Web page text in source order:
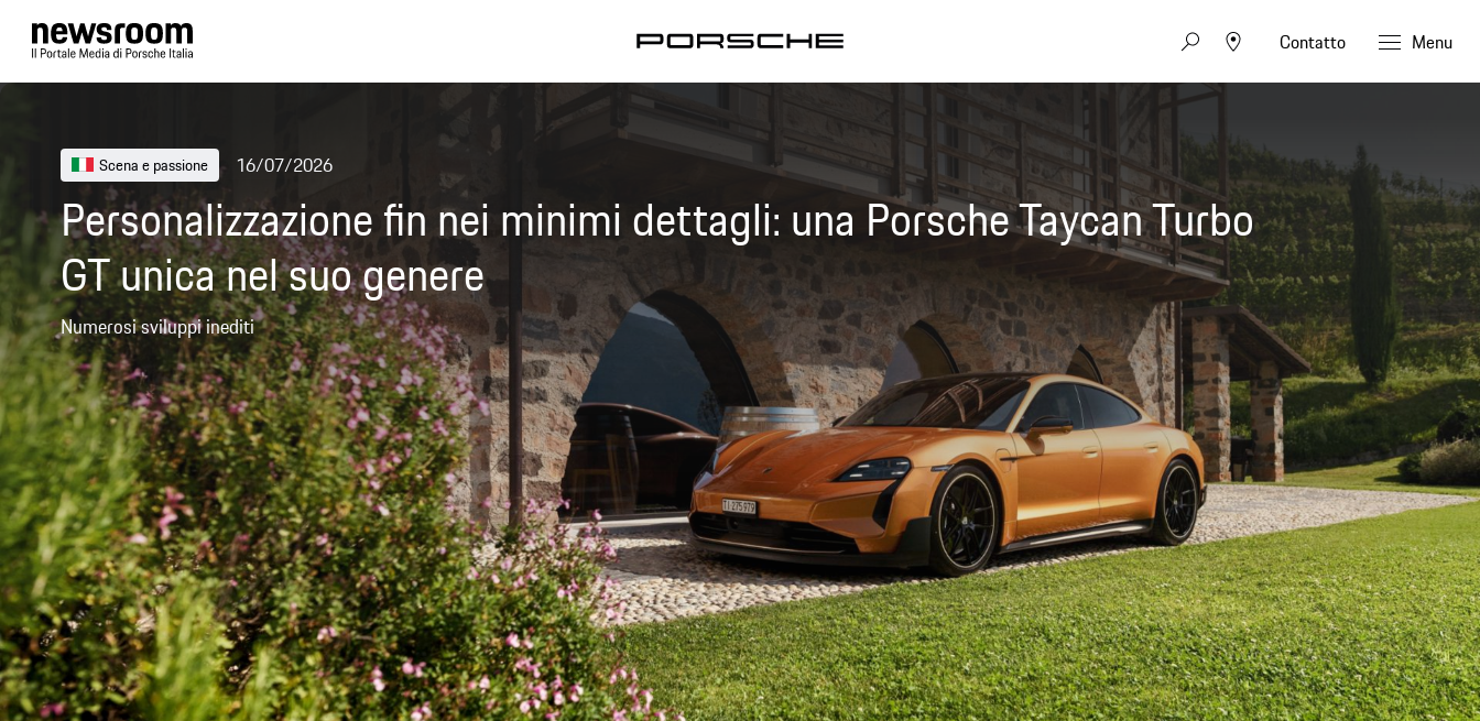
Contatto Menu
Motorsport 05/07/2026
Porsche Carrera Cup Italia, Delli Guanti centra la sua prima vittoria a
Vallelunga
Agonismo e spettacolo nel quarto round stagionale di scena sull’autodromo romano